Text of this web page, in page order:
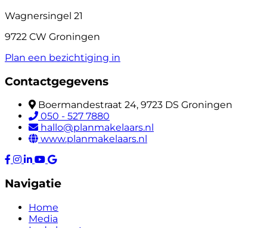
Wagnersingel 21
9722 CW Groningen
Plan een bezichtiging in
Contactgegevens
Boermandestraat 24, 9723 DS Groningen
050 - 527 7880
hallo@planmakelaars.nl
www.planmakelaars.nl
Navigatie
Home
Media